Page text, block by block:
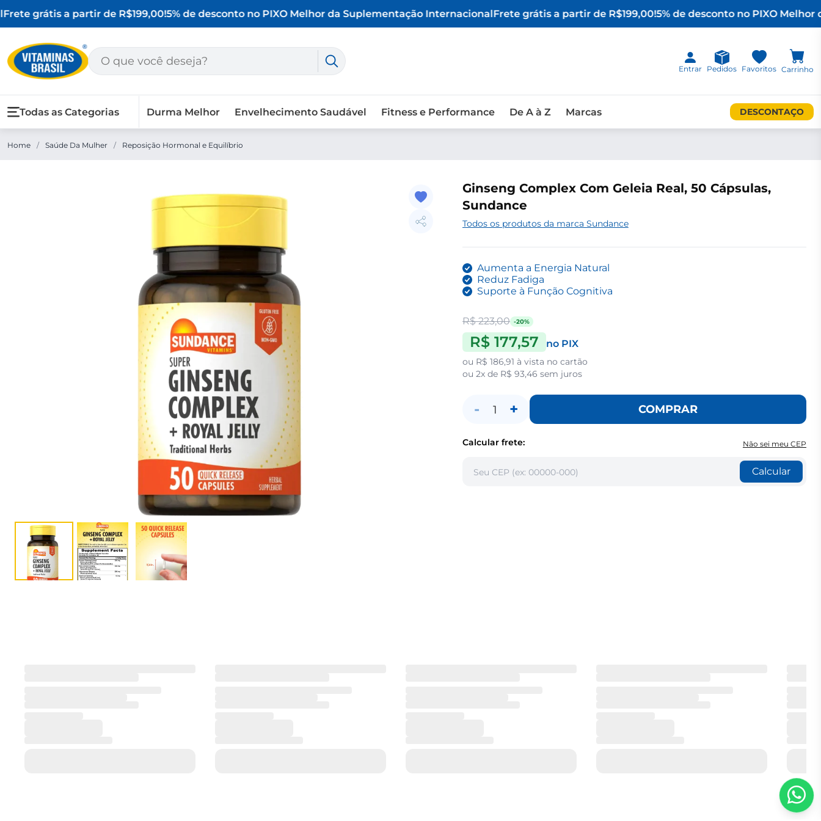
grátis a partir de R$199,00!5% de desconto no PIXO Melhor da Suplementação InternacionalFrete grátis a partir de R$199,00!5% de desconto no PIXO Melhor
Entrar Pedidos Favoritos Carrinho
Todas as Categorias Durma Melhor Envelhecimento Saudável Fitness e Performance De A à Z Marcas DESCONTAÇO
Home / Saúde Da Mulher / Reposição Hormonal e Equilíbrio
Ginseng Complex Com Geleia Real, 50 Cápsulas,
Sundance
Todos os produtos da marca Sundance
Aumenta a Energia Natural
Reduz Fadiga
Suporte à Função Cognitiva
R$ 223,00 -20%
R$ 177,57 no PIX
ou R$ 186,91 à vista no cartão
ou 2x de R$ 93,46 sem juros
- 1 + COMPRAR
Calcular frete: Não sei meu CEP
Calcular